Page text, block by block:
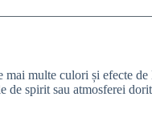
multe culori și efecte de
spirit sau atmosferei